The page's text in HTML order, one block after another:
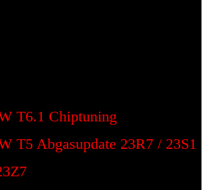
T6.1 Chiptuning
T5 Abgasupdate 23R7 / 23S1